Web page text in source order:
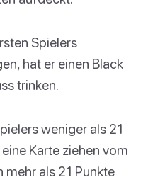
Spielers
hat er einen Black
trinken.
weniger als 21
Karte ziehen vom
mehr als 21 Punkte